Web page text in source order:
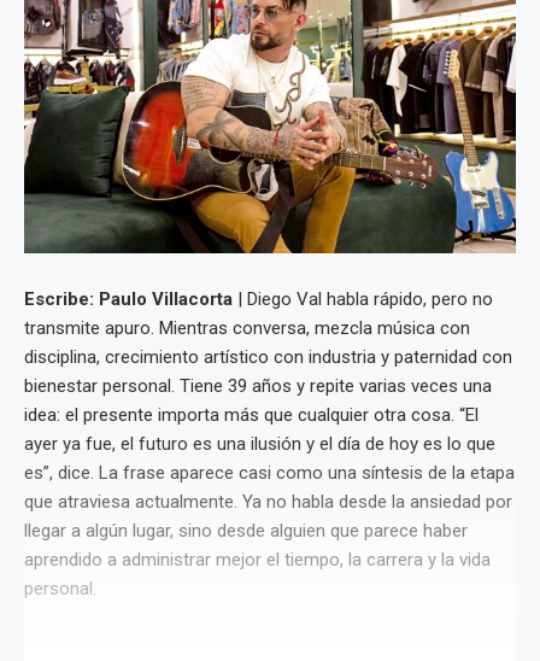
Escribe: Paulo Villacorta | Diego Val habla rápido, pero no
transmite apuro. Mientras conversa, mezcla música con
disciplina, crecimiento artístico con industria y paternidad con
bienestar personal. Tiene 39 años y repite varias veces una
idea: el presente importa más que cualquier otra cosa. “El
ayer ya fue, el futuro es una ilusión y el día de hoy es lo que
es”, dice. La frase aparece casi como una síntesis de la etapa
que atraviesa actualmente. Ya no habla desde la ansiedad por
llegar a algún lugar, sino desde alguien que parece haber
aprendido a administrar mejor el tiempo, la carrera y la vida
personal.